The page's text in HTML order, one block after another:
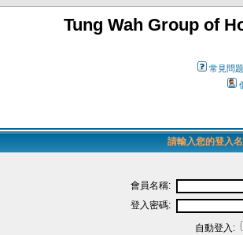
Tung Wah Group of
常見問題
請輸入您的登入
會員名稱:
登入密碼:
自動登入: